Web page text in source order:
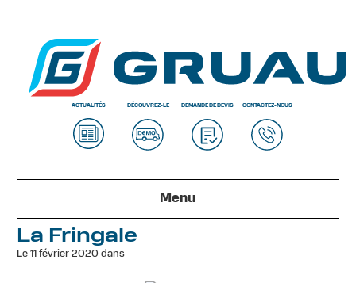
ACTUALITÉS DÉCOUVREZ-LE DEMANDE DE DEVIS CONTACTEZ-NOUS
Menu
La Fringale
Le 11 février 2020 dans